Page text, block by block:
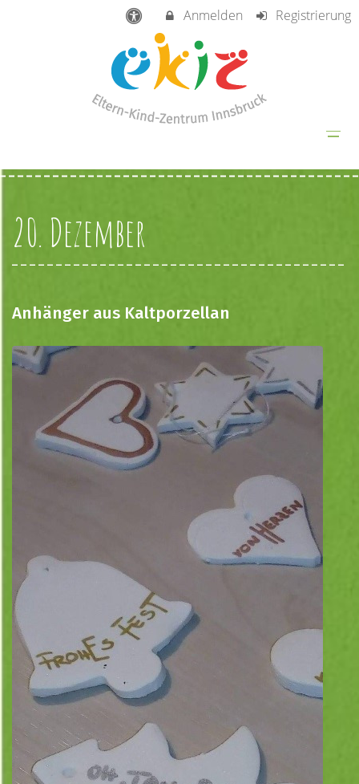
Anmelden Registrierung
20. Dezember
Anhänger aus Kaltporzellan